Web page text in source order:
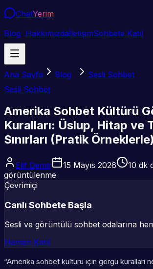
ChatYerim
Blog HakkımızdaİletişimSohbete Katıl
Ana Sayfa Blog
Sesli Sohbet
Sesli Sohbet
Amerika Sohbet Kültürü
Kuralları: Üslup, Hitap ve
Sınırları (Pratik Örneklerle)
Elif Demir 15 Mayıs 2026 10 dk
görüntülenme
Çevrimiçi
Canlı Sohbete Başla
Sesli ve görüntülü sohbet odalarına
Hemen Katıl
“Amerika sohbet kültürü için görgü kuralları